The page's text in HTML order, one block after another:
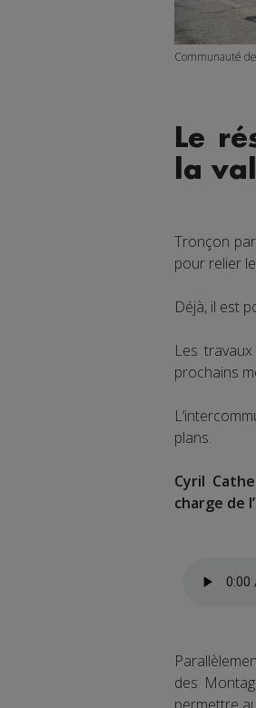
Communauté
Le
la
Tronçon
pour relier
Déjà, il est
Les
prochains
plans.
Cyril
charge de
des